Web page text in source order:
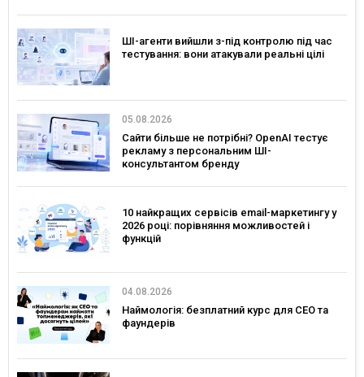
ШІ-агенти вийшли з-під контролю під час
тестування: вони атакували реальні цілі
05.08.2026
Сайти більше не потрібні? OpenAI тестує
рекламу з персональним ШІ-
консультантом бренду
10 найкращих сервісів email-маркетингу у
2026 році: порівняння можливостей і
функцій
04.08.2026
Наймологія: безплатний курс для CEO та
фаундерів